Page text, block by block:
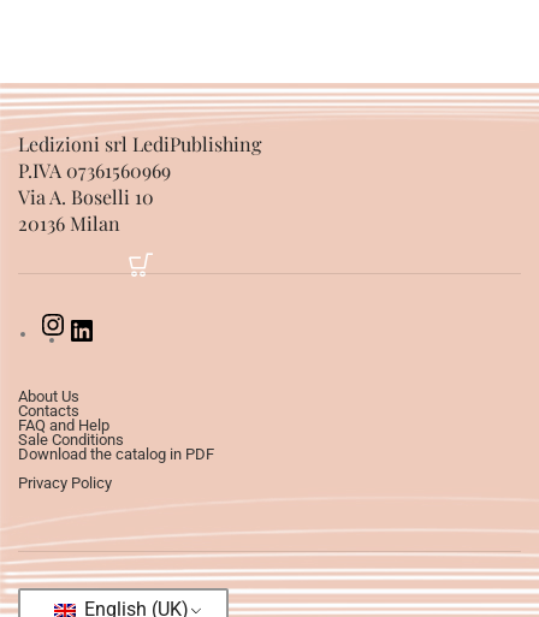
Ledizioni srl LediPublishing
P.IVA 07361560969
Via A. Boselli 10
20136 Milan
About Us
Contacts
FAQ and Help
Sale Conditions
Download the catalog in PDF
Privacy Policy
English (UK)